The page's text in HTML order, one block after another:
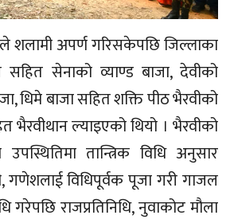
शलामी अपर्ण गरिसकेपछि जिल्लाका
सहित सेनाको व्याण्ड बाजा, देवीको
धिमे बाजा सहित शक्ति पीठ भैरवीको
भैरवीथान ल्याइएको थियो । भैरवीको
तान्त्रिक विधि अनुसार
गणेशलाई विधिपूर्वक पूजा गरी गाजल
राजप्रतिनिधि, नुवाकोट मौला